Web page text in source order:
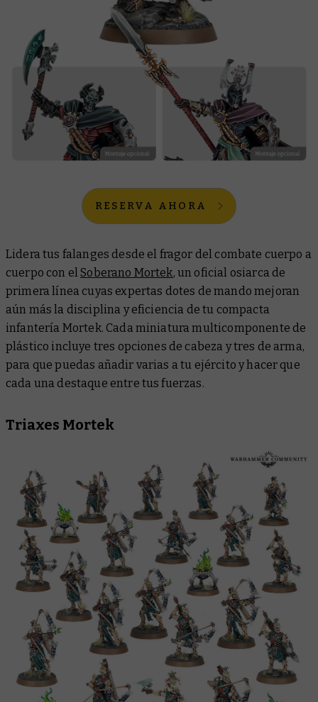
RESERVA AHORA
Lidera tus falanges desde el fragor del combate cuerpo a
cuerpo con elSoberano Mortek, un oficial osiarca de
primera línea cuyas expertas dotes de mando mejoran
aún más la disciplina y eficiencia de tu compacta
infantería Mortek. Cada miniatura multicomponente de
plástico incluye tres opciones de cabeza y tres de arma,
para que puedas añadir varias a tu ejército y hacer que
cada una destaque entre tus fuerzas.
Triaxes Mortek